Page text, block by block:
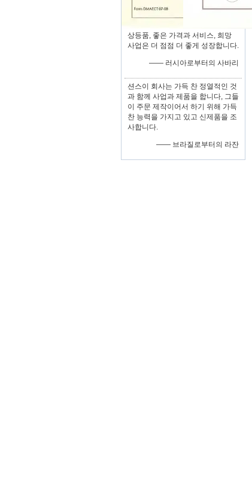
상등품, 좋은 가격과 서비스, 희망
사업은 더 점점 더 좋게 성장합니다.
—— 러시아로부터의 사바리
션스이 회사는 가득 찬 정열적인 것
과 함께 사업과 제품을 합니다, 그들
이 주문 제작이어서 하기 위해 가득
찬 능력을 가지고 있고 신제품을 조
사합니다.
—— 브라질로부터의 라잔